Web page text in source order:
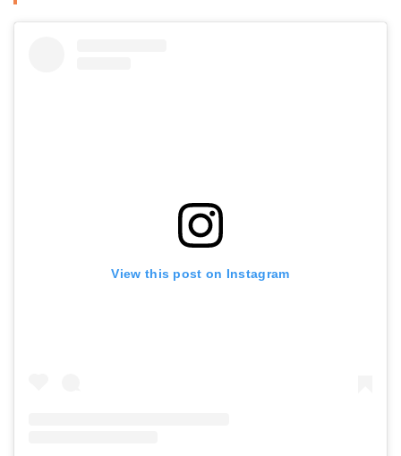
View this post on Instagram